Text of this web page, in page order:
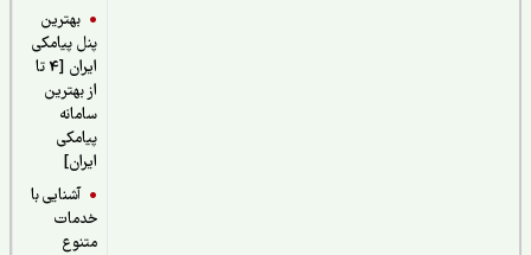
بهترین
پنل پیامکی
ایران [4 تا
از بهترین
سامانه
پیامکی
آشنایی با
خدمات